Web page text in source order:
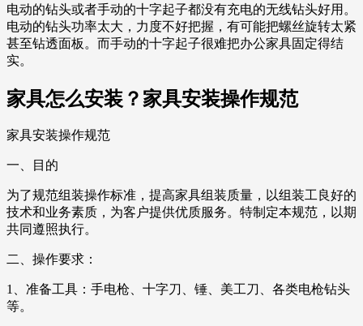
电动的钻头或者手动的十字起子都没有充电的无线钻头好用。
电动的钻头功率太大，力度不好把握，有可能把螺丝旋转太紧
甚至钻透面板。而手动的十字起子很难把办公家具固定得结
实。
家具怎么安装？家具安装操作规范
家具安装操作规范
一、目的
为了规范组装操作标准，提高家具组装质量，以组装工良好的
技术和业务素质，为客户提供优质服务。特制定本规范，以期
共同遵照执行。
二、操作要求：
1、准备工具：手电枪、十字刀、锤、美工刀、各类电枪钻头
等。